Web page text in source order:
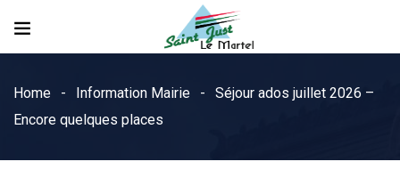
Home Information Mairie
Séjour ados juillet 2026 –
Encore quelques places